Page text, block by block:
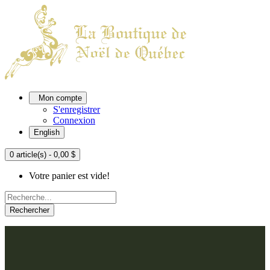
Mon compte
S'enregistrer
Connexion
English
0 article(s) - 0,00 $
Votre panier est vide!
Rechercher